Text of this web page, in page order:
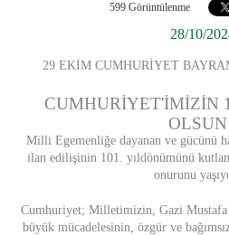
599 Görüntülenme
28/10/
29 EKİM CUMHURİYET
CUMHURİYET'İMİZİN
Milli Egemenliğe dayanan ve gücünü
ilan edilişinin 101. yıldönümünü
onurunu
Cumhuriyet; Milletimizin, Gazi
büyük mücadelesinin, özgür ve